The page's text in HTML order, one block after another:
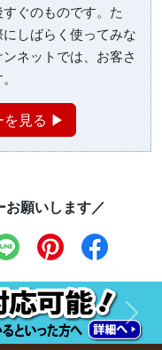
ぐのものです。た
しばらく使ってみな
ネットでは、お客さ
を見る ▶
お願いします／
次へ